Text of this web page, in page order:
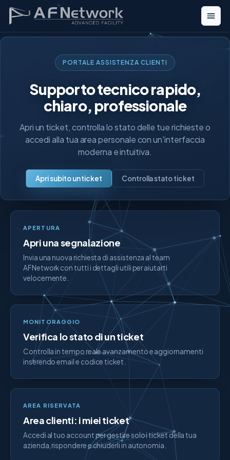
PORTALE ASSISTENZA CLIENTI
Supporto tecnico rapido,
chiaro, professionale
Apri un ticket, controlla lo stato delle tue richieste o
accedi alla tua area personale con un'interfaccia
moderna e intuitiva.
Apri subito un ticket Controlla stato ticket
APERTURA
Apri una segnalazione
Invia una nuova richiesta di assistenza al team
AFNetwork con tutti i dettagli utili per aiutarti
velocemente.
MONITORAGGIO
Verifica lo stato di un ticket
Controlla in tempo reale avanzamento e aggiornamenti
inserendo email e codice ticket.
AREA RISERVATA
Area clienti: i miei ticket
Accedi al tuo account per gestire solo i ticket della tua
azienda, rispondere e chiuderli in autonomia.